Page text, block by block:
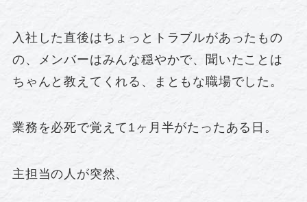
入社した直後はちょっとトラブルがあったもの
の、メンバーはみんな穏やかで、聞いたことは
ちゃんと教えてくれる、まともな職場でした。
業務を必死で覚えて1ヶ月半がたったある日。
主担当の人が突然、